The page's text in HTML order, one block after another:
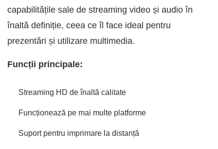
capabilitățile sale de streaming video și audio în
înaltă definiție, ceea ce îl face ideal pentru
prezentări și utilizare multimedia.
Funcții principale:
Streaming HD de înaltă calitate
Funcționează pe mai multe platforme
Suport pentru imprimare la distanță